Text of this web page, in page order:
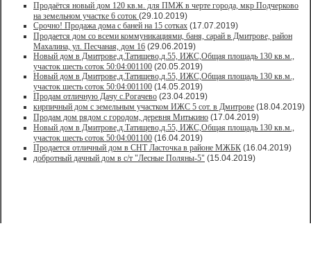
Продаётся новый дом 120 кв.м. для ПМЖ в черте города, мкр Подчерково
на земельном участке 6 соток (29.10.2019)
Срочно! Продажа дома с баней на 15 сотках (17.07.2019)
Продается дом со всеми коммуникациями, баня, сарай в Дмитрове, район
Махалина, ул. Песчаная, дом 16 (29.06.2019)
Новый дом в Дмитрове,д.Татищево,д.55, ИЖС,Общая площадь 130 кв.м.,
участок шесть соток 50:04:001100 (20.05.2019)
Новый дом в Дмитрове,д.Татищево,д.55, ИЖС,Общая площадь 130 кв.м.,
участок шесть соток 50:04:001100 (14.05.2019)
Продам отличную Дачу с.Рогачево (23.04.2019)
кирпичный дом с земельным участком ИЖС 5 сот. в Дмитрове (18.04.2019)
Продам дом рядом с городом, деревня Митькино (17.04.2019)
Новый дом в Дмитрове,д.Татищево,д.55, ИЖС,Общая площадь 130 кв.м.,
участок шесть соток 50:04:001100 (16.04.2019)
Продается отличный дом в СНТ Ласточка в районе МЖБК (16.04.2019)
добротный дачный дом в с/т "Лесные Поляны-5" (15.04.2019)